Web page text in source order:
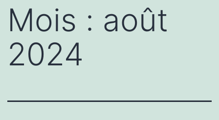
Mois : août
2024